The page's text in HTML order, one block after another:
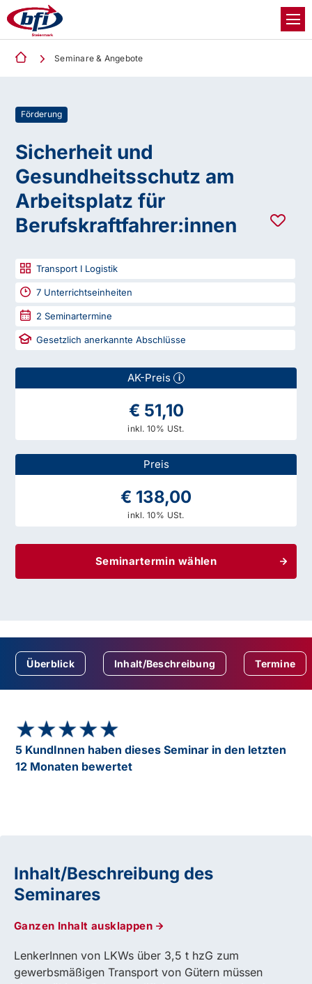
Seminare & Angebote
Förderung
Sicherheit und
Gesundheitsschutz am
Arbeitsplatz für
Berufskraftfahrer:innen
Transport I Logistik
7 Unterrichtseinheiten
2 Seminartermine
Gesetzlich anerkannte Abschlüsse
AK-Preis i
€ 51,10
inkl. 10% USt.
Preis
€ 138,00
inkl. 10% USt.
Seminartermin wählen
Überblick Inhalt/Beschreibung Termine
★★★★★
★★★★★
5 KundInnen haben dieses Seminar in den letzten
12 Monaten bewertet
Inhalt/Beschreibung des
Seminares
Ganzen Inhalt ausklappen
LenkerInnen von LKWs über 3,5 t hzG zum
gewerbsmäßigen Transport von Gütern müssen